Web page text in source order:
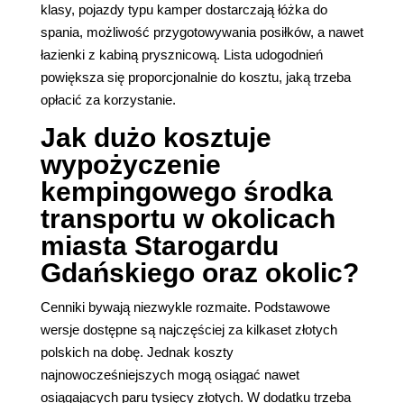
klasy, pojazdy typu kamper dostarczają łóżka do
spania, możliwość przygotowywania posiłków, a nawet
łazienki z kabiną prysznicową. Lista udogodnień
powiększa się proporcjonalnie do kosztu, jaką trzeba
opłacić za korzystanie.
Jak dużo kosztuje
wypożyczenie
kempingowego środka
transportu w okolicach
miasta Starogardu
Gdańskiego oraz okolic?
Cenniki bywają niezwykle rozmaite. Podstawowe
wersje dostępne są najczęściej za kilkaset złotych
polskich na dobę. Jednak koszty
najnowocześniejszych mogą osiągać nawet
osiągających paru tysięcy złotych. W dodatku trzeba